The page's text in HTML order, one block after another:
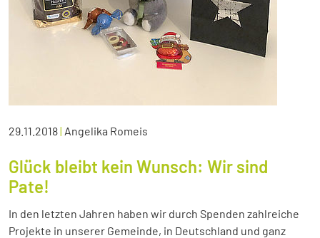
29.11.2018| Angelika Romeis
Glück bleibt kein Wunsch: Wir sind
Pate!
In den letzten Jahren haben wir durch Spenden zahlreiche
Projekte in unserer Gemeinde, in Deutschland und ganz